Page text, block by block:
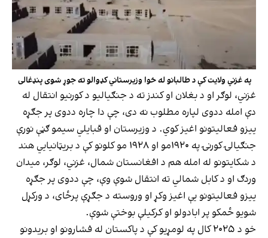
په غزني ولایت کې د طالبانو له خوا وزیرستاني کډوالو ته جوړ شوی پنډغالی
غزني، لوګر او د بغلان او کندز ته د جنګیالیو د کورنیو انتقال له
دې امله ددوی لپاره مطلوب نه دی، چې دا چاره ددوی پر جګړه
ییزو فعالیتونو اغیز کوي. د وزیرستان او قبایلي سیمو ګڼې نورې
جنګیالۍ کورنۍ په ۱۹۲۰مو او ۱۹۲۸ مو کلونو کې د بریټانیايي هند
د شکایتونو له امله هم د افغانستان شمال، غزني، لوګر، میدان
وردګ او د کابل شمالي ته انتقال شوې وې، چې ددوی پر جګړه
ییزو فعالیتونو یې اغیز وکړ او وروسته د جګړې پرځای، د ورکړل
شویو ځمکو پر ابادولو او کرکیلې بوختې شوې.
خو د ۲۰۲۵ کال په لومړیو کې د پاکستان له فشارونو او بریدونو